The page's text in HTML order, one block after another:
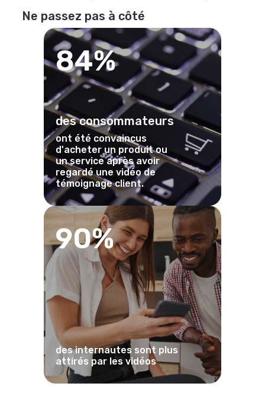
Ne passez pas à côté
84%
des consommateurs
ont été convaincus
d'acheter un produit ou
un service après avoir
regardé une vidéo de
témoignage client.
90%
des internautes sont plus
attirés par les vidéos